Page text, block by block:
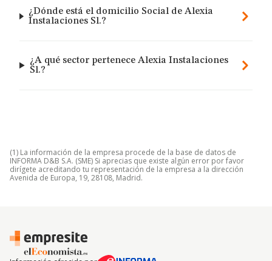
¿Dónde está el domicilio Social de Alexia
Instalaciones Sl.?
¿A qué sector pertenece Alexia Instalaciones
Sl.?
(1) La información de la empresa procede de la base de datos de
INFORMA D&B S.A. (SME) Si aprecias que existe algún error por favor
dirígete acreditando tu representación de la empresa a la dirección
Avenida de Europa, 19, 28108, Madrid.